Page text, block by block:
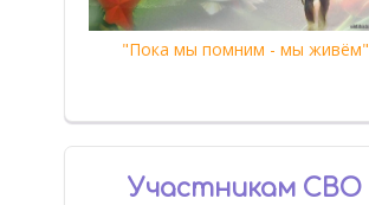
"Пока мы помним - мы живём"
Участникам СВО